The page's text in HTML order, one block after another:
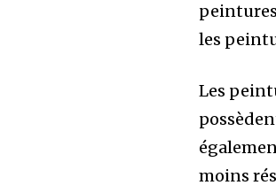
peintures
les
Les
moins